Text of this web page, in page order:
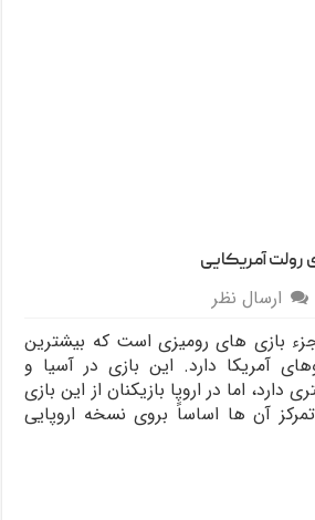
آمریکایی
ارسال نظر
بازی های رومیزی است که بیشترین
آمریکا دارد. این بازی در آسیا و
دارد، اما در اروپا بازیکنان از این بازی
آن ها اساساً بروی نسخه اروپایی